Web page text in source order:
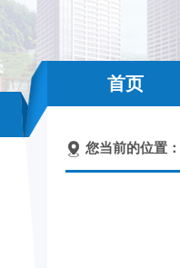
首页
您当前的位置：